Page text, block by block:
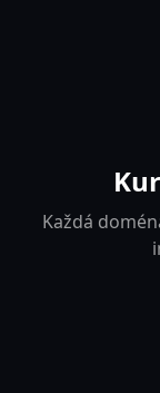
Každá